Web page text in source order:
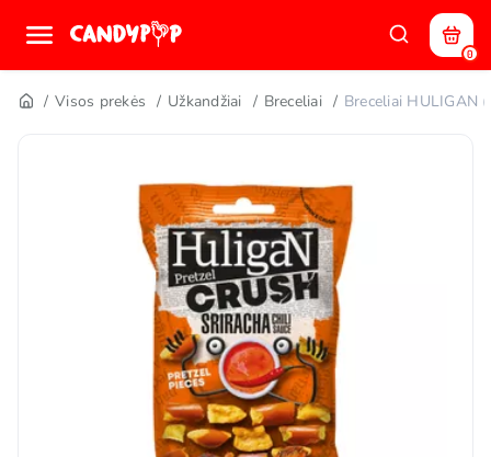
0
Visos prekės Užkandžiai Breceliai Breceliai HULIGAN